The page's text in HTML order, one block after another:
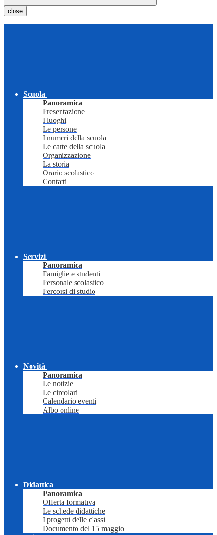
close
Scuola
Panoramica
Presentazione
I luoghi
Le persone
I numeri della scuola
Le carte della scuola
Organizzazione
La storia
Orario scolastico
Contatti
Servizi
Panoramica
Famiglie e studenti
Personale scolastico
Percorsi di studio
Novità
Panoramica
Le notizie
Le circolari
Calendario eventi
Albo online
Didattica
Panoramica
Offerta formativa
Le schede didattiche
I progetti delle classi
Documento del 15 maggio